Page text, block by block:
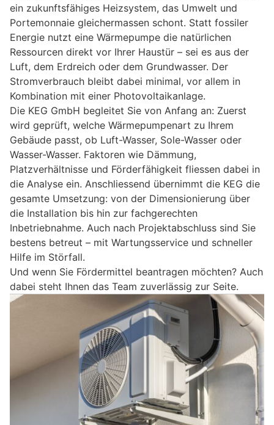
ein zukunftsfähiges Heizsystem, das Umwelt und
Portemonnaie gleichermassen schont. Statt fossiler
Energie nutzt eine Wärmepumpe die natürlichen
Ressourcen direkt vor Ihrer Haustür – sei es aus der
Luft, dem Erdreich oder dem Grundwasser. Der
Stromverbrauch bleibt dabei minimal, vor allem in
Kombination mit einer Photovoltaikanlage.
Die KEG GmbH begleitet Sie von Anfang an: Zuerst
wird geprüft, welche Wärmepumpenart zu Ihrem
Gebäude passt, ob Luft-Wasser, Sole-Wasser oder
Wasser-Wasser. Faktoren wie Dämmung,
Platzverhältnisse und Förderfähigkeit fliessen dabei in
die Analyse ein. Anschliessend übernimmt die KEG die
gesamte Umsetzung: von der Dimensionierung über
die Installation bis hin zur fachgerechten
Inbetriebnahme. Auch nach Projektabschluss sind Sie
bestens betreut – mit Wartungsservice und schneller
Hilfe im Störfall.
Und wenn Sie Fördermittel beantragen möchten? Auch
dabei steht Ihnen das Team zuverlässig zur Seite.